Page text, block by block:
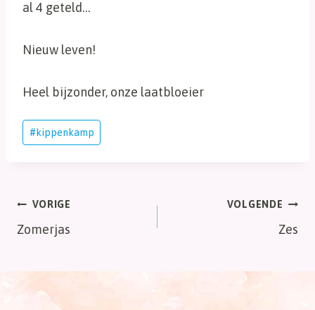
al 4 geteld…
Nieuw leven!
Heel bijzonder, onze laatbloeier
Bericht
tags:
#kippenkamp
Bericht
navigatie
VORIGE
Zomerjas
VOLGENDE
Zes